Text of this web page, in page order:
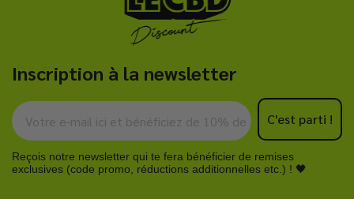
Inscription à la newsletter
C'est parti !
Reçois notre newsletter qui te fera bénéficier de remises
exclusives (code promo, réductions additionnelles etc.) ! 🖤